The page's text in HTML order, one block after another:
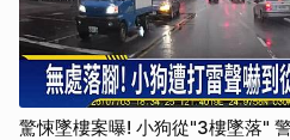
驚悚墜樓案曝! 小狗從"3樓墜落"